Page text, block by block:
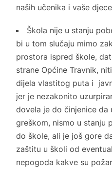
naših učenika i vaše
Škola nije u stanju
bi u tom slučaju mimo
prostora ispred škole,
strane Općine Travnik,
dijela vlastitog puta i
jer je nezakonito
dovela je do činjenice da
greškom, nismo u stanju
do škole, ali je još gore
zaštitu u školi od
nepogoda kakve su